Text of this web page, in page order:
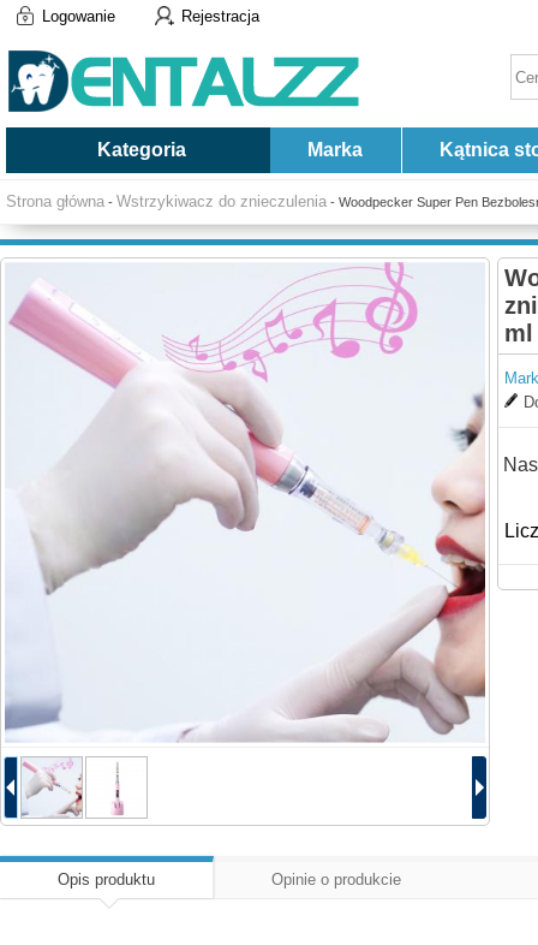
Logowanie Rejestracja
Kategoria Marka Kątnica
Strona główna - Wstrzykiwacz do znieczulenia - Woodpecker Super Pen
ml
Opis produktu Opinie o produkcie